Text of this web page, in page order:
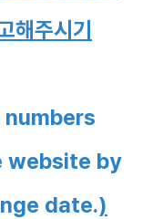
해주시기
website by
date.)